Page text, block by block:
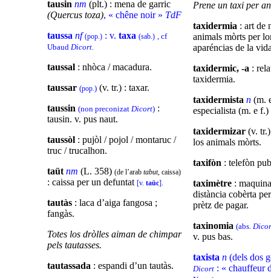
tausin nm (plt.) : mena de garric
(Quercus toza), « chêne noir » TdF
taussa nf (pop.) : v. taxa (sab.) , cf
Ubaud Dicort.
taussal : nhòca / macadura.
taussar (pop.) (v. tr.) : taxar.
taussin (non preconizat Dicort) :
tausin. v. pus naut.
taussòl : pujòl / pojol / montaruc /
truc / trucalhon.
taüt nm (L. 358) (de l’arab tabut, caissa)
: caissa per un defuntat [v. taüc].
tautàs : laca d’aiga fangosa ;
fangàs.
Totes los dròlles aiman de chimpar
pels tautasses.
tautassada : espandi d’un tautàs.
Prene un taxi per
taxidermia : art de
animals mòrts per
aparéncias de la
taxidermic, -a :
taxidermia.
taxidermista n (m.
especialista (m. e
taxidermizar (v.
los animals mòrts.
taxifòn : telefòn
taximètre :
distància cobèrta
prètz de pagar.
taxinomia (abs.
v. pus bas.
taxista n (dels dos
Dicort : « chauffeur